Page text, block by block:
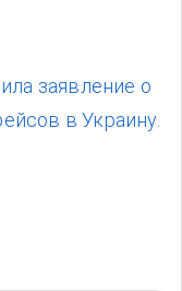
заявление о
в Украину.